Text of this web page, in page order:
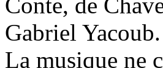
Gabriel
La musique ne